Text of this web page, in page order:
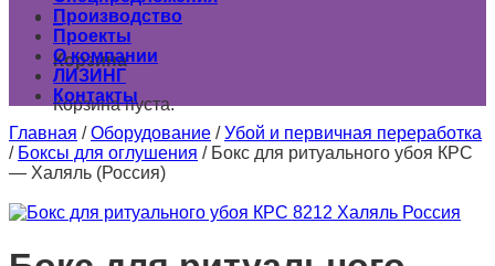
0
Корзина
Корзина пуста.
Производство
Проекты
О компании
ЛИЗИНГ
Контакты
Главная / Оборудование / Убой и первичная переработка
/ Боксы для оглушения /Бокс для ритуального убоя КРС
— Халяль (Россия)